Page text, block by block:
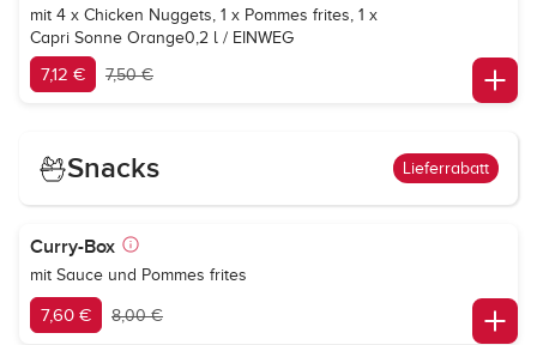
mit 4 x Chicken Nuggets, 1 x Pommes frites, 1 x
Capri Sonne Orange0,2 l / EINWEG
7,12 € 7,50 €
Snacks Lieferrabatt
Curry-Box
mit Sauce und Pommes frites
7,60 € 8,00 €